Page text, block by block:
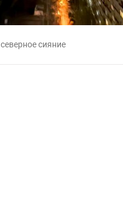
северное сияние